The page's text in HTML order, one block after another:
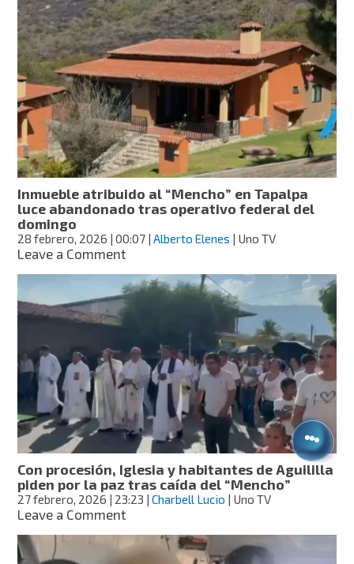
cuerpo
del
“Mencho”
en
CDMX;
lo
trasladan
en
carrozas
fúnebres
Inmueble atribuido al “Mencho” en Tapalpa
luce abandonado tras operativo federal del
domingo
28 febrero, 2026 | 00:07 |Alberto Elenes | Uno TV
Leave a Commenton
atribuido
Tapalpa
luce
abandonado
tras
operativo
federal
del
domingo
Con procesión, Iglesia y habitantes de Aguililla
piden por la paz tras caída del “Mencho”
27 febrero, 2026 | 23:23 |Charbell Lucio | Uno TV
Leave a Commenton
procesión,
Iglesia